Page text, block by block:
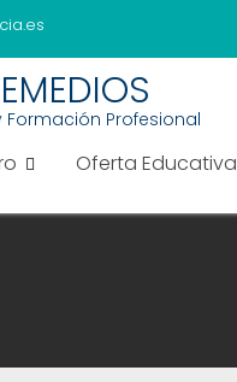
Formación Profesional
Oferta Educativa